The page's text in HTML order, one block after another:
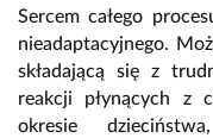
Sercem całego
nieadaptacyjnego.
składającą się z
reakcji płynących z
okresie